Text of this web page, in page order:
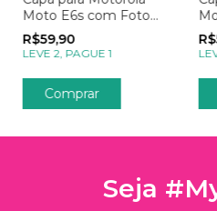
Moto E6s com Foto
Momentos Spotify
R$59,90
LEVE 2, PAGUE 1
Comprar
Seja